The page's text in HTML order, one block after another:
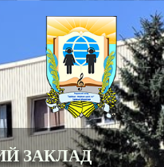
ЗАКЛАД